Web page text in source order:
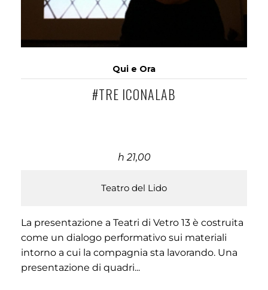
Qui e Ora
#TRE ICONALAB
h 21,00
Teatro del Lido
La presentazione a Teatri di Vetro 13 è costruita
come un dialogo performativo sui materiali
intorno a cui la compagnia sta lavorando. Una
presentazione di quadri...